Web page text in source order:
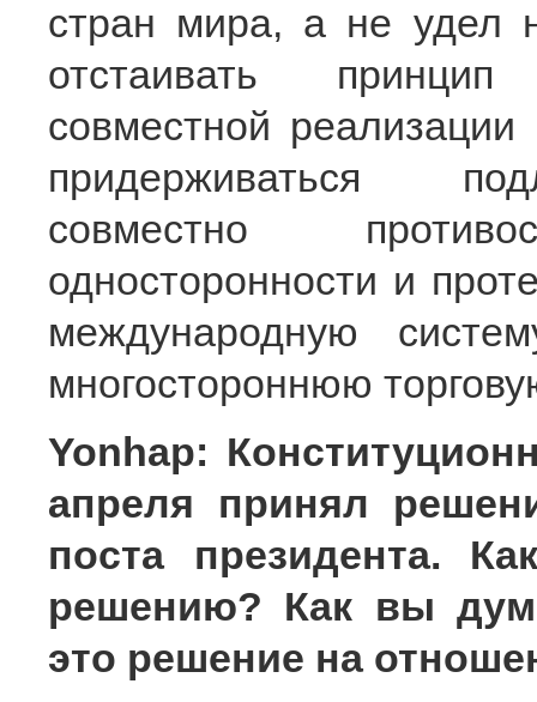
стран мира, а не удел
отстаивать
совместной реализации
придерживаться
совместно
односторонности и
международную
многостороннюю
Yonhap:
апреля принял
поста президента.
решению? Как вы
это решение на